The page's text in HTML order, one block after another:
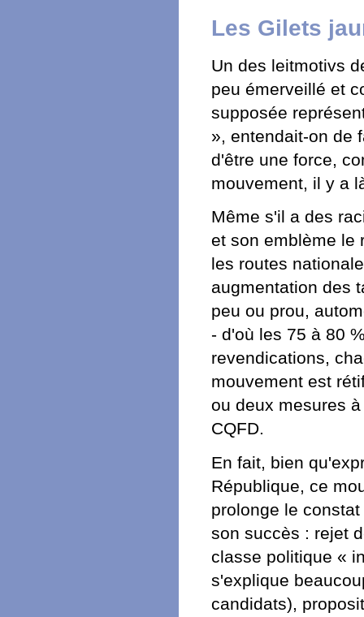
Les Gilets
Un des leitmotivs
peu émerveillé et
supposée
», entendait-on de
d'être une force,
mouvement, il y a
Même s'il a des
et son emblème le
les routes
augmentation des
peu ou prou,
- d'où les 75 à 80
revendications,
mouvement est
ou deux mesures
CQFD.
En fait, bien
République, ce
prolonge le
son succès : rejet
classe politique «
s'explique
candidats),